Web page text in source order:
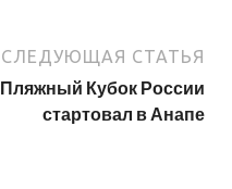
СЛЕДУЮЩАЯ СТАТЬЯ
Пляжный Кубок России
стартовал в Анапе